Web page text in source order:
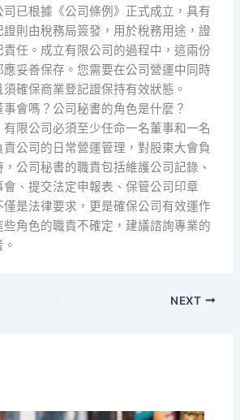
已根據《公司條例》正式成立，具有
則由稅務局簽發，用於稅務用途，證
任。成立有限公司的過程中，這兩份
妥善保存。您需要在公司營運中同時
確保商業登記證保持有效狀態。
會嗎？公司秘書的角色是什麼？
限公司必須至少任命一名董事和一名
公司的日常營運管理，對股東大會負
公司秘書的職責包括維護公司記錄、
、提交法定申報表、保管公司印章
是法律要求，更是確保公司有效運作
角色的職責不確定，建議諮詢專業的
NEXT